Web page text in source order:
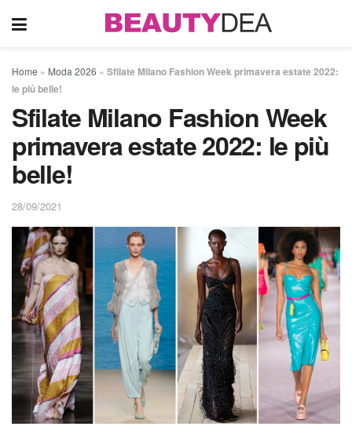
Home » Moda 2026 » Sfilate Milano Fashion Week primavera estate 2022:
le più belle!
Sfilate Milano Fashion Week
primavera estate 2022: le più
belle!
28/09/2021